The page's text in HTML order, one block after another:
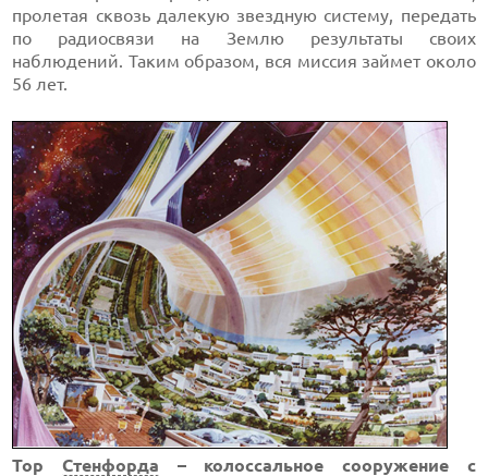
пролетая сквозь далекую звездную систему, передать
по радиосвязи на Землю результаты своих
наблюдений. Таким образом, вся миссия займет около
56 лет.
Тор Стенфорда – колоссальное сооружение с